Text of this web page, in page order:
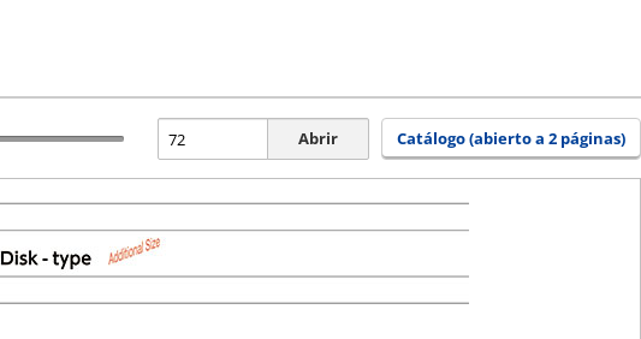
Abrir Catálogo (abierto a 2 páginas)